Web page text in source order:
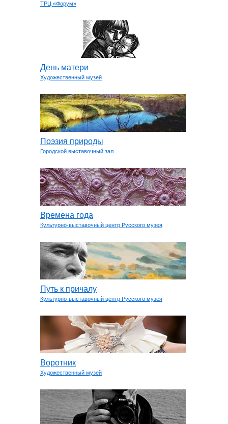
ТРЦ «Форум»
День матери
Художественный музей
Поэзия природы
Городской выставочный зал
Времена года
Культурно-выставочный центр Русского музея
Путь к причалу
Культурно-выставочный центр Русского музея
Воротник
Художественный музей